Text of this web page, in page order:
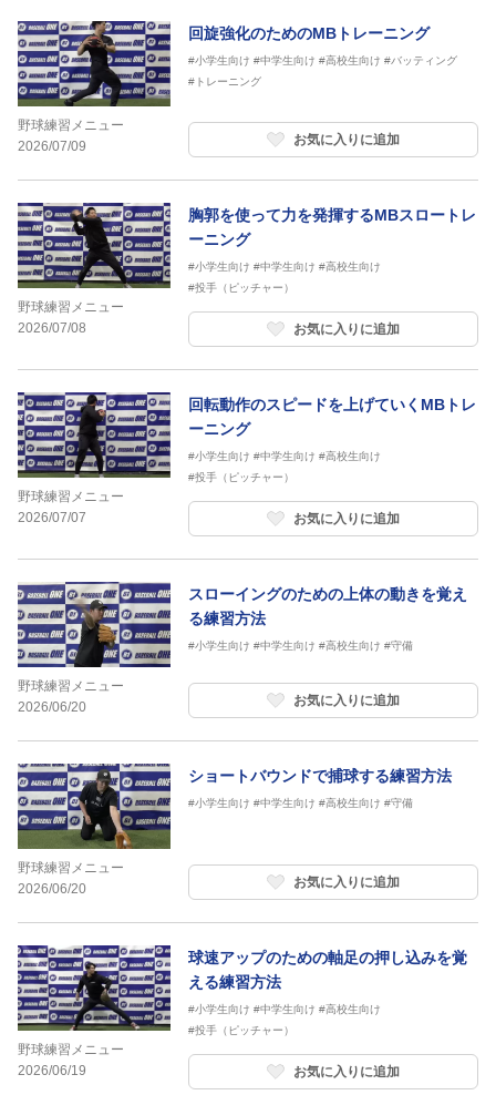
野球練習メニュー
2026/07/09
回旋強化のためのMBトレーニング
#小学生向け #中学生向け #高校生向け #バッティング
#トレーニング
お気に入りに追加
野球練習メニュー
2026/07/08
胸郭を使って力を発揮するMBスロートレ
ーニング
#小学生向け #中学生向け #高校生向け
#投手（ピッチャー）
お気に入りに追加
野球練習メニュー
2026/07/07
回転動作のスピードを上げていくMBトレ
ーニング
#小学生向け #中学生向け #高校生向け
#投手（ピッチャー）
お気に入りに追加
野球練習メニュー
2026/06/20
スローイングのための上体の動きを覚え
る練習方法
#小学生向け #中学生向け #高校生向け #守備
お気に入りに追加
野球練習メニュー
2026/06/20
ショートバウンドで捕球する練習方法
#小学生向け #中学生向け #高校生向け #守備
お気に入りに追加
野球練習メニュー
2026/06/19
球速アップのための軸足の押し込みを覚
える練習方法
#小学生向け #中学生向け #高校生向け
#投手（ピッチャー）
お気に入りに追加